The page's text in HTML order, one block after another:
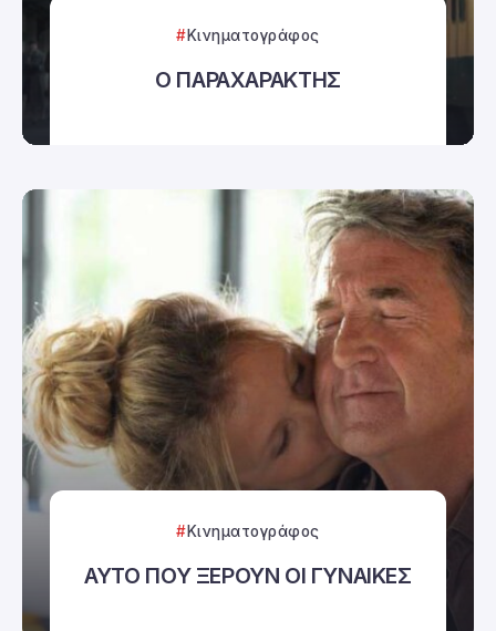
Κινηματογράφος
Ο ΠΑΡΑΧΑΡΑΚΤΗΣ
Κινηματογράφος
ΑΥΤΟ ΠΟΥ ΞΕΡΟΥΝ ΟΙ ΓΥΝΑΙΚΕΣ